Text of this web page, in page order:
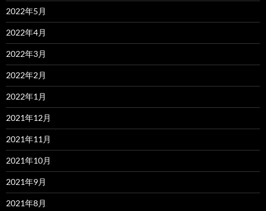
2022年5月
2022年4月
2022年3月
2022年2月
2022年1月
2021年12月
2021年11月
2021年10月
2021年9月
2021年8月